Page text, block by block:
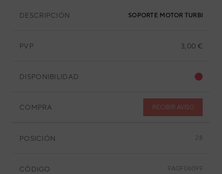
DESCRIPCIÓN SOPORTE MOTOR TURBINA
PVP 3,00 €
DISPONIBILIDAD
COMPRA RECIBIR AVISO
POSICIÓN 28
CÓDIGO 9AGF06099